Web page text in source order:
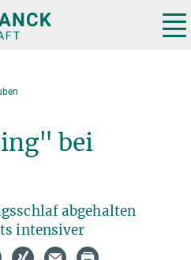
bei
abgehalten
intensiver